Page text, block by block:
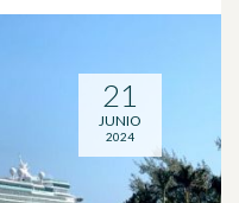
21
JUNIO
2024